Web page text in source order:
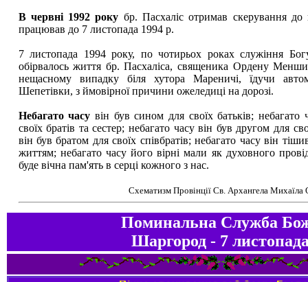
В червні 1992 року бр. Пасхаліс отримав скерування
працював до 7 листопада 1994 р.
7 листопада 1994 року, по чотирьох роках служіння
обірвалось життя бр. Пасхаліса, священика Ордену
нещасному випадку біля хутора Мареничі, їдучи
Шепетівки, з ймовірної причини ожеледиці на дорозі.
Небагато часу він був сином для своїх батьків; небагато
своїх братів та сестер; небагато часу він був другом для
він був братом для своїх співбратів; небагато часу він
життям; небагато часу його вірні мали як духовного
буде вічна пам'ять в серці кожного з нас.
Схематизм Провінції Св. Архангела
Поминальна Служба
Шаргород - 7
Вічне спочивання дай йому,